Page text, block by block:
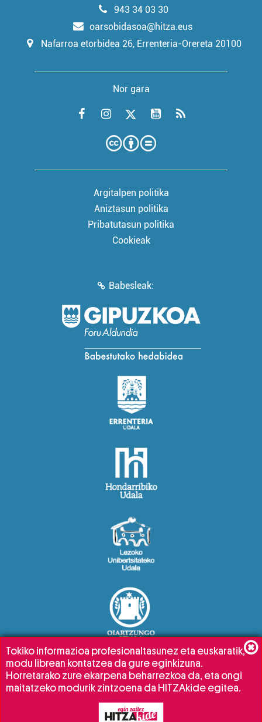
943 34 03 30
oarsobidasoa@hitza.eus
Nafarroa etorbidea 26, Errenteria-Orereta 20100
Nor gara
Argitalpen politika
Aniztasun politika
Pribatutasun politika
Cookieak
Babesleak:
Tokiko informazioa profesionaltasunez eta euskaratik,
modu librean kontatzea da gure eginkizuna.
Horretarako zure ekarpena beharrezkoa da, eta ongi
maitatzeko modurik zintzoena da HITZAkide egitea.